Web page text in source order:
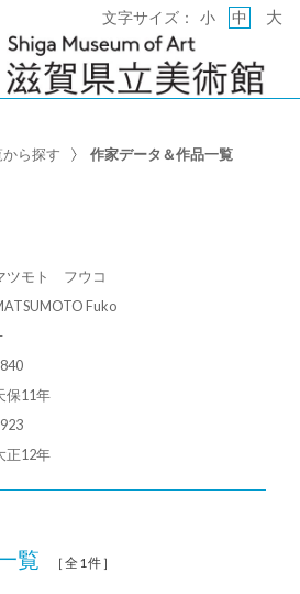
文字サイズ： 小 中 大
ら探す 作家データ＆作品一覧
ツモト フウコ
Fuko
保11年
正12年
覧 ［全1件］